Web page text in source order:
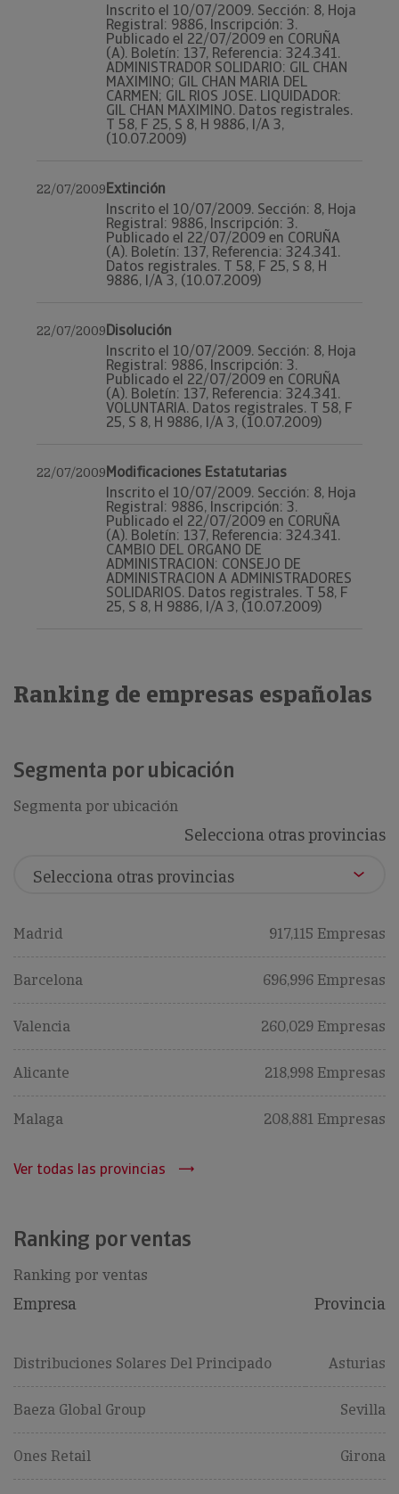
Inscrito el 10/07/2009. Sección: 8, Hoja
Registral: 9886, Inscripción: 3.
Publicado el 22/07/2009 en CORUÑA
(A). Boletín: 137, Referencia: 324.341.
ADMINISTRADOR SOLIDARIO: GIL CHAN
MAXIMINO; GIL CHAN MARIA DEL
CARMEN; GIL RIOS JOSE. LIQUIDADOR:
GIL CHAN MAXIMINO. Datos registrales.
T 58, F 25, S 8, H 9886, I/A 3,
(10.07.2009)
22/07/2009Extinción
Inscrito el 10/07/2009. Sección: 8, Hoja
Registral: 9886, Inscripción: 3.
Publicado el 22/07/2009 en CORUÑA
(A). Boletín: 137, Referencia: 324.341.
Datos registrales. T 58, F 25, S 8, H
9886, I/A 3, (10.07.2009)
22/07/2009Disolución
Inscrito el 10/07/2009. Sección: 8, Hoja
Registral: 9886, Inscripción: 3.
Publicado el 22/07/2009 en CORUÑA
(A). Boletín: 137, Referencia: 324.341.
VOLUNTARIA. Datos registrales. T 58, F
25, S 8, H 9886, I/A 3, (10.07.2009)
22/07/2009Modificaciones Estatutarias
Inscrito el 10/07/2009. Sección: 8, Hoja
Registral: 9886, Inscripción: 3.
Publicado el 22/07/2009 en CORUÑA
(A). Boletín: 137, Referencia: 324.341.
CAMBIO DEL ORGANO DE
ADMINISTRACION: CONSEJO DE
ADMINISTRACION A ADMINISTRADORES
SOLIDARIOS. Datos registrales. T 58, F
25, S 8, H 9886, I/A 3, (10.07.2009)
Ranking de empresas españolas
Segmenta por ubicación
Segmenta por ubicación
Selecciona otras provincias
Madrid 917,115 Empresas
Barcelona 696,996 Empresas
Valencia 260,029 Empresas
Alicante 218,998 Empresas
Malaga 208,881 Empresas
Ver todas las provincias
Ranking por ventas
Ranking por ventas
Empresa Provincia
Distribuciones Solares Del Principado Asturias
Baeza Global Group Sevilla
Ones Retail Girona